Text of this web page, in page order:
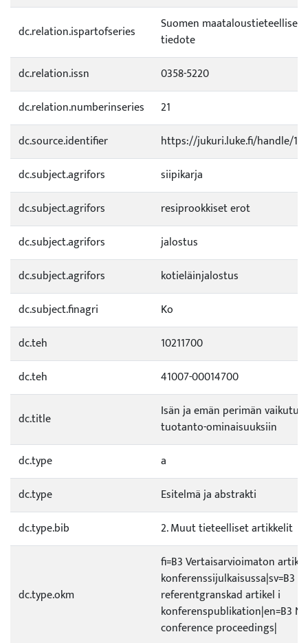
dc.relation.ispartofseries
Suomen maataloustieteellisen
tiedote
dc.relation.issn
0358-5220
dc.relation.numberinseries
21
dc.source.identifier
https://jukuri.luke.fi/handle/
dc.subject.agrifors
siipikarja
dc.subject.agrifors
resiprookkiset erot
dc.subject.agrifors
jalostus
dc.subject.agrifors
kotieläinjalostus
dc.subject.finagri
Ko
dc.teh
10211700
dc.teh
41007-00014700
dc.title
Isän ja emän perimän vaikutus
tuotanto-ominaisuuksiin
dc.type
a
dc.type
Esitelmä ja abstrakti
dc.type.bib
2. Muut tieteelliset artikkelit
dc.type.okm
fi=B3 Vertaisarvioimaton
konferenssijulkaisussa|sv=B3
referentgranskad artikel i
konferenspublikation|en=B3
conference proceedings|